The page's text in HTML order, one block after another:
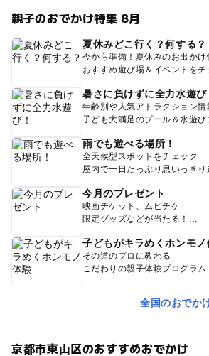
親子のおでかけ特集 8月
夏休みどこ行く？何する？
今から準備！夏休みのお出かけ
おすすめ遊び場＆イベントをチ
暑さに負けずに全力水遊び
年齢別や人気アトラクション情
子ども大満足のプール＆水遊び
雨でも遊べる場所！
全天候型スポットをチェック
屋内で一日たっぷり思いっきり
今月のプレゼント
映画チケット、ムビチケ
限定グッズなどが当たる！
子どもがキラめくホンモノ
その道のプロに教わる
こだわりの親子体験プログラム
全国のおでか
京都市東山区のおすすめおでかけ